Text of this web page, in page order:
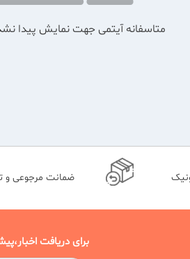
متاسفانه آیتمی جهت نمایش پیدا
ضمانت مرجوعی
برای دریافت